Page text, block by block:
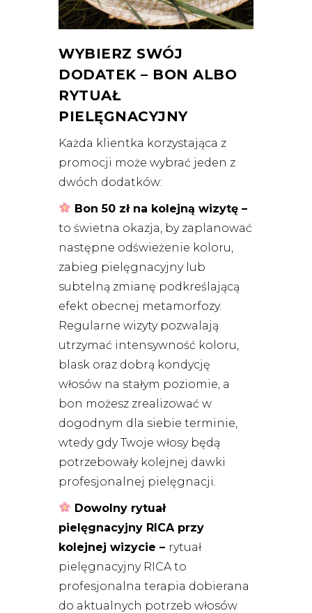
WYBIERZ SWÓJ
DODATEK – BON ALBO
RYTUAŁ
PIELĘGNACYJNY
Każda klientka korzystająca z
promocji może wybrać jeden z
dwóch dodatków:
Bon 50 zł na kolejną wizytę –
to świetna okazja, by zaplanować
następne odświeżenie koloru,
zabieg pielęgnacyjny lub
subtelną zmianę podkreślającą
efekt obecnej metamorfozy.
Regularne wizyty pozwalają
utrzymać intensywność koloru,
blask oraz dobrą kondycję
włosów na stałym poziomie, a
bon możesz zrealizować w
dogodnym dla siebie terminie,
wtedy gdy Twoje włosy będą
potrzebowały kolejnej dawki
profesjonalnej pielęgnacji.
Dowolny rytuał
pielęgnacyjny RICA przy
kolejnej wizycie – rytuał
pielęgnacyjny RICA to
profesjonalna terapia dobierana
do aktualnych potrzeb włosów